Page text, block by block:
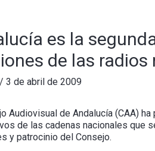
es la
de las radios
/ 3 de abril de 2009
Audiovisual de Andalucía (CAA)
de las cadenas nacionales que
y patrocinio del Consejo.